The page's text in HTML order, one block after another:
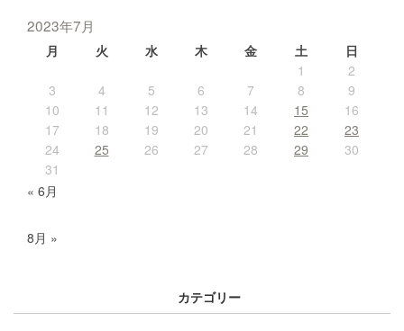
2023年7月
月 火 水 木 金 土
日
1
2
3
4 5 6 7 8
9
10
11 12 13 14 15
16
17
18 19 20 21 22
23
24
25 26 27 28 29
30
31
« 6月
8月 »
カテゴリー